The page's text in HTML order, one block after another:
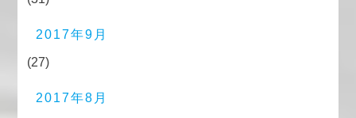
2017年9月
(27)
2017年8月